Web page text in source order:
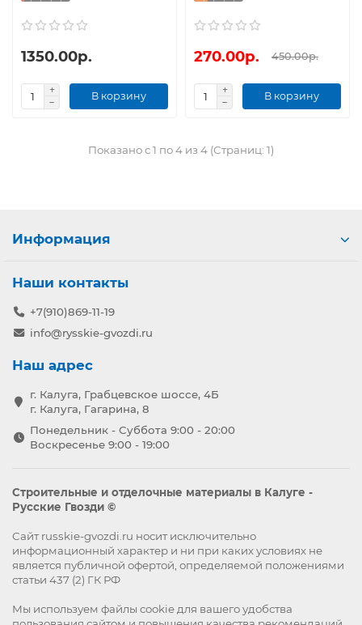
1350.00р.
В корзину
270.00р. 450.00р.
В корзину
Показано с 1 по 4 из 4 (Страниц: 1)
Информация
Наши контакты
+7(910)869-11-19
info@rysskie-gvozdi.ru
Наш адрес
г. Калуга, Грабцевское шоссе, 4Б
г. Калуга, Гагарина, 8
Понедельник - Суббота 9:00 - 20:00
Воскресенье 9:00 - 19:00
Строительные и отделочные материалы в Калуге -
Русские Гвозди ©
Сайт russkie-gvozdi.ru носит исключительно
информационный характер и ни при каких условиях не
является публичной офертой, определяемой положениями
статьи 437 (2) ГК РФ
Мы используем файлы cookie для вашего удобства